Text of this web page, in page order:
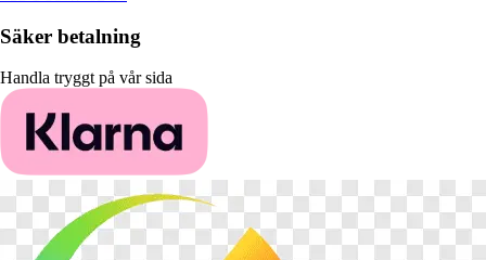
Säker betalning
Handla tryggt på vår sida